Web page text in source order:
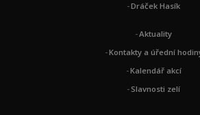
Dráček Hasík
Aktuality
Kontakty a úřední
Kalendář akcí
Slavnosti zelí